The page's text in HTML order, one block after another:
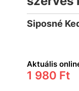
Siposné
Aktuális
1 980 Ft